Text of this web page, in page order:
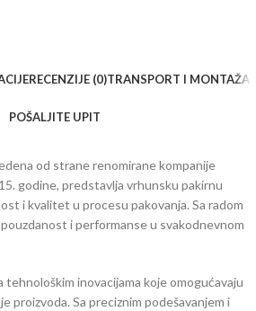
RECENZIJE (0)TRANSPORT I MONTAŽA
POŠALJITE UPIT
od strane renomirane kompanije
godine, predstavlja vrhunsku pakirnu
i kvalitet u procesu pakovanja. Sa radom
pouzdanost i performanse u svakodnevnom
tehnološkim inovacijama koje omogućavaju
proizvoda. Sa preciznim podešavanjem i